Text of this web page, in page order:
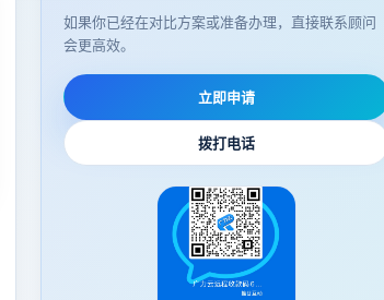
如果你已经在对比方案或准备办理，直接联系顾问
会更高效。
立即申请
拨打电话